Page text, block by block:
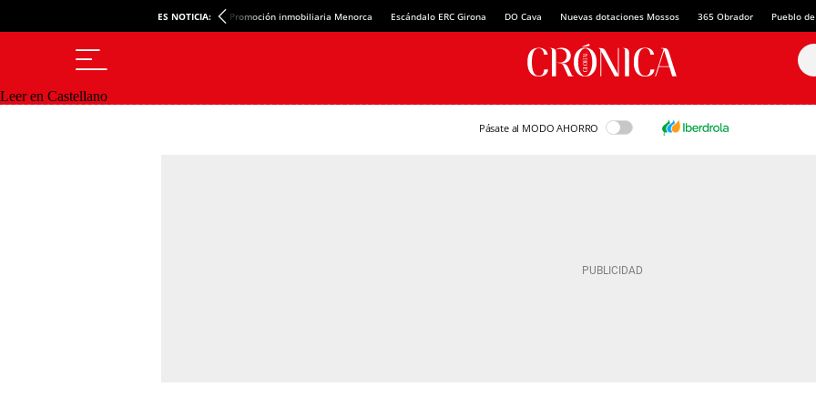
ES NOTICIA: Promoción inmobiliaria Menorca Escándalo ERC Girona DO Cava Nuevas dotaciones Mossos 365 Obrador Pueblo
Leer en Castellano
Pásate al MODO AHORRO